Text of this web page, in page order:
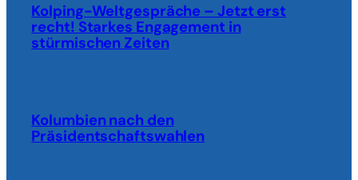
Kolping-Weltgespräche – Jetzt erst
recht! Starkes Engagement in
stürmischen Zeiten
Kolumbien nach den
Präsidentschaftswahlen